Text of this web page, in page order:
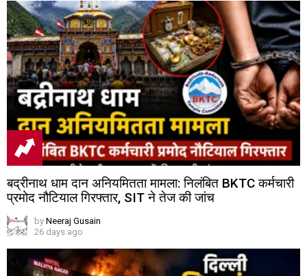
बद्रीनाथ धाम दान अनियमितता मामला: निलंबित BKTC कर्मचारी
प्रमोद नौटियाल गिरफ्तार, SIT ने तेज की जांच
by Neeraj Gusain
26 days ago